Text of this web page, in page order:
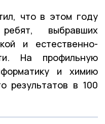
что в этом году
выбравших
и естественно-
На профильную
и химию
результатов в 100